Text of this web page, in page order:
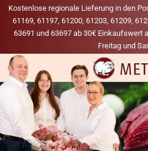
Kostenlose regionale Lieferung in den
61169, 61197, 61200, 61203, 61209,
63691 und 63697 ab 30€ Einkaufswert
Freitag und